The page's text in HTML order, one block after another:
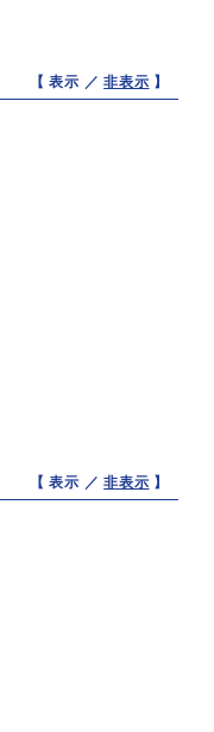
【 表示 ／非表示 】
【 表示 ／非表示 】